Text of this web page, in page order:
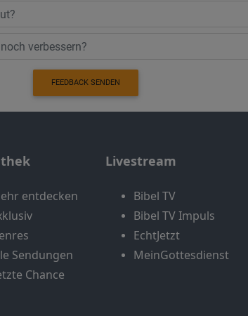
FEEDBACK SENDEN
entdecken
Sendungen
Chance
Livestream
Bibel TV
Bibel TV Impuls
EchtJetzt
MeinGottesdienst